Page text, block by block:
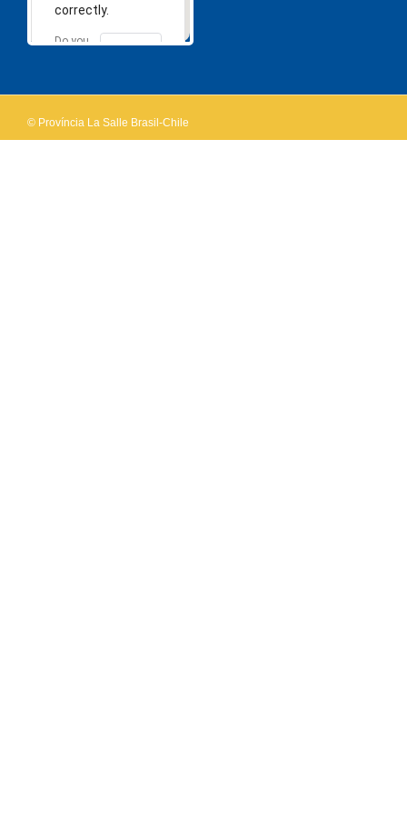
correctly.
Do you
OK
© Província La Salle Brasil-Chile